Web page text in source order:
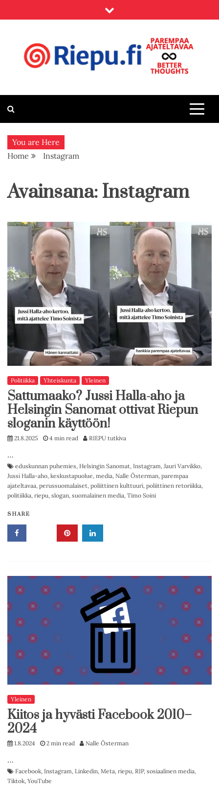
to
Riepu.fi
You are Here
Home
Instagram
Avainsana: Instagram
Politiikka Yhteiskunta Yleinen
Sattumaako? Jussi Halla-aho ja
Helsingin Sanomat ottivat Riepun
sloganin käyttöön!
21.8.2025 4 min read RIEPU tutkiva
…
eduskunnan puhemies, Helsingin Sanomat, Instagram, Jauri Varvikko,
Jussi Halla-aho, keskustapuolue, media, Nalle Österman, parempaa
ajateltavaa, perussuomalaiset, poliittinen kulttuuri, poliittinen retoriikka,
politiikka, riepu, slogan, suomalainen media, Timo Soini
SHARE
Yleinen
Kiitos ja hyvästi Facebook 2010–
2024
1.8.2024 2 min read Nalle Österman
…
Facebook, Instagram, Linkedin, Meta, riepu, RIP, sosiaalinen media,
Tiktok, YouTube